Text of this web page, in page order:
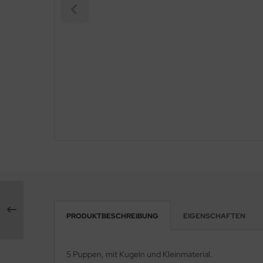
PRODUKTBESCHREIBUNG EIGENSCHAFTEN
5 Puppen, mit Kugeln und Kleinmaterial.